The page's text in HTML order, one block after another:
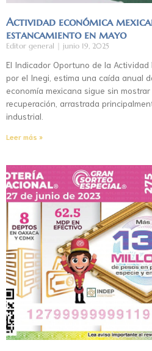
Actividad económica
estancamiento en mayo
Editor general junio 19, 2025
El Indicador Oportuno de la Actividad
por el Inegi, estima una caída anual
economía mexicana sigue sin
recuperación, arrastrada
industrial.
Leer más »